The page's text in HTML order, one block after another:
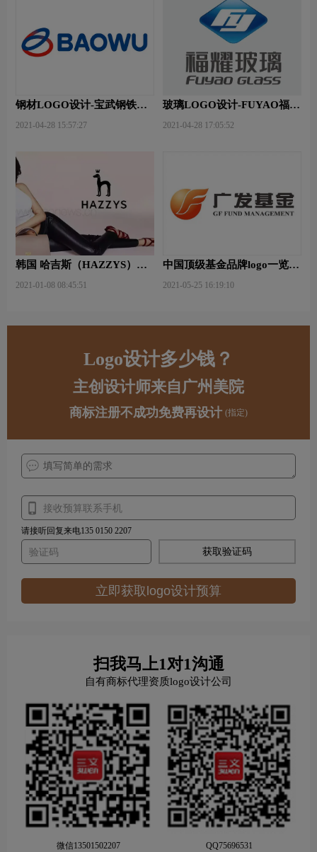
钢材LOGO设计-宝武钢铁品
2021-04-28 15:57:27
玻璃LOGO设计-FUYAO福耀
2021-04-28 17:05:52
韩国 哈吉斯（HAZZYS）品
2021-01-08 08:45:51
中国顶级基金品牌logo一览：
2021-05-25 16:19:10
Logo设计多少钱？
主创设计师来自广州美院
商标注册不成功免费再设计 (指定)
请接听回复来电135 0150 2207
获取验证码
立即获取logo设计预算
扫我马上1对1沟通
自有商标代理资质logo设计公司
微信13501502207 QQ75696531